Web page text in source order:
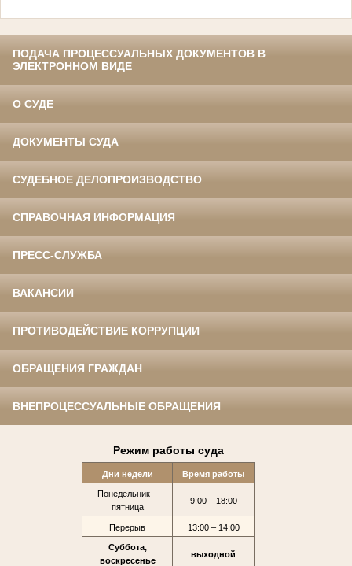
ПОДАЧА ПРОЦЕССУАЛЬНЫХ ДОКУМЕНТОВ В
ЭЛЕКТРОННОМ ВИДЕ
О СУДЕ
ДОКУМЕНТЫ СУДА
СУДЕБНОЕ ДЕЛОПРОИЗВОДСТВО
СПРАВОЧНАЯ ИНФОРМАЦИЯ
ПРЕСС-СЛУЖБА
ВАКАНСИИ
ПРОТИВОДЕЙСТВИЕ КОРРУПЦИИ
ОБРАЩЕНИЯ ГРАЖДАН
ВНЕПРОЦЕССУАЛЬНЫЕ ОБРАЩЕНИЯ
Режим работы суда
Дни недели Время работы
Понедельник –
пятница
9:00 – 18:00
Перерыв 13:00 – 14:00
Суббота,
воскресенье
выходной